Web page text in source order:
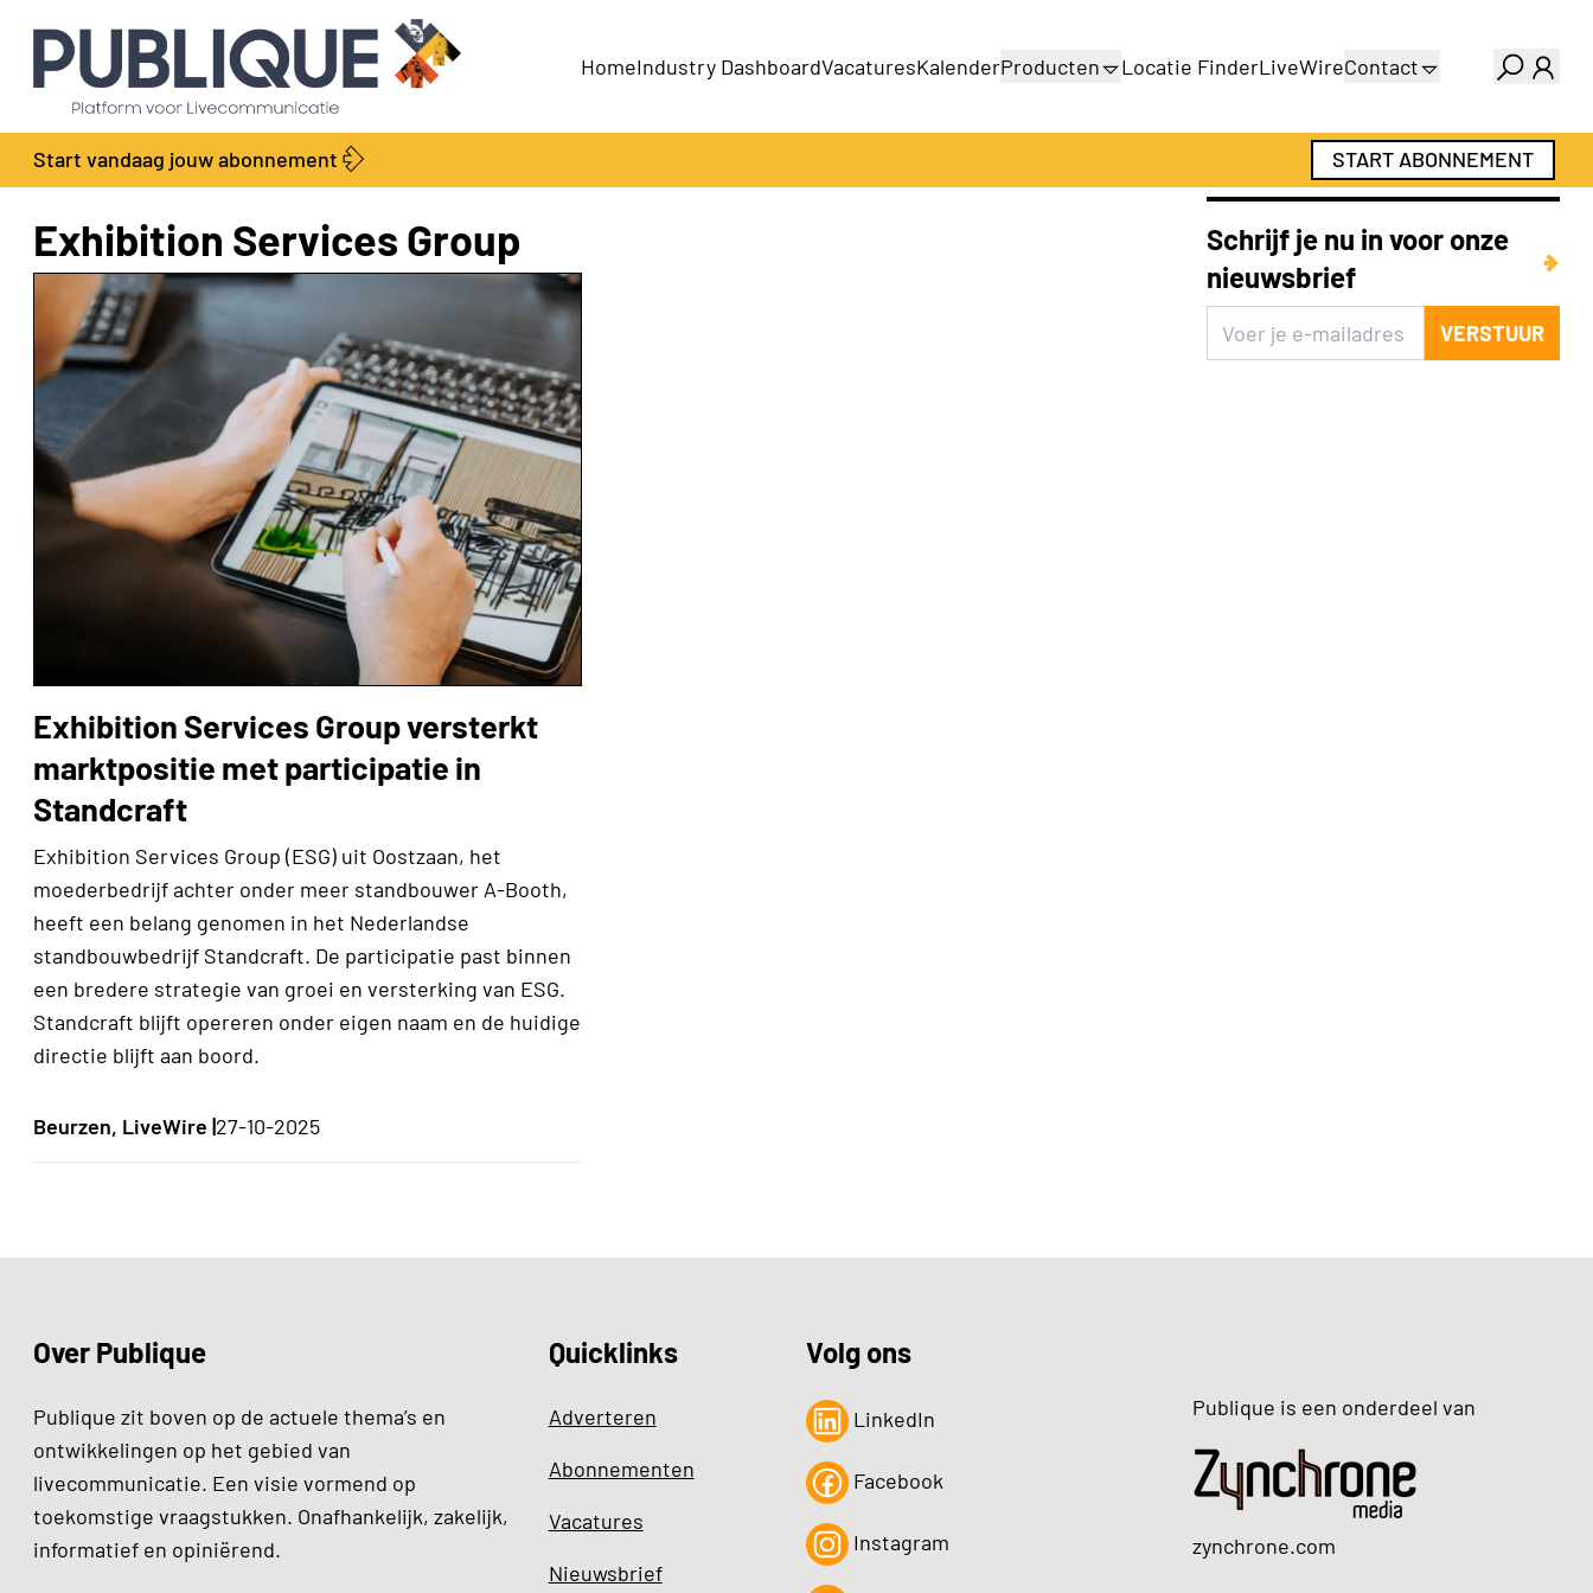
HomeIndustry DashboardVacaturesKalenderProducten
Productengids
Locatie FinderLiveWireContact
Adverteren
Abonnementen
Start vandaag jouw abonnement START ABONNEMENT
Exhibition Services Group
Exhibition Services Group versterkt
marktpositie met participatie in
Standcraft
Exhibition Services Group (ESG) uit Oostzaan, het
moederbedrijf achter onder meer standbouwer A-Booth,
heeft een belang genomen in het Nederlandse
standbouwbedrijf Standcraft. De participatie past binnen
een bredere strategie van groei en versterking van ESG.
Standcraft blijft opereren onder eigen naam en de huidige
directie blijft aan boord.
Beurzen, LiveWire |27-10-2025
Schrijf je nu in voor onze
nieuwsbrief
VERSTUUR
Over Publique
Publique zit boven op de actuele thema’s en
ontwikkelingen op het gebied van
livecommunicatie. Een visie vormend op
toekomstige vraagstukken. Onafhankelijk, zakelijk,
informatief en opiniërend.
Quicklinks
Adverteren
Abonnementen
Vacatures
Nieuwsbrief
Volg ons
LinkedIn
Facebook
Instagram
Publique is een onderdeel van
zynchrone.com